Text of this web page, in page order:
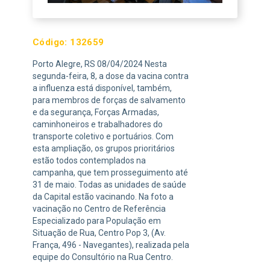
Código: 132659
Porto Alegre, RS 08/04/2024 Nesta
segunda-feira, 8, a dose da vacina contra
a influenza está disponível, também,
para membros de forças de salvamento
e da segurança, Forças Armadas,
caminhoneiros e trabalhadores do
transporte coletivo e portuários. Com
esta ampliação, os grupos prioritários
estão todos contemplados na
campanha, que tem prosseguimento até
31 de maio. Todas as unidades de saúde
da Capital estão vacinando. Na foto a
vacinação no Centro de Referência
Especializado para População em
Situação de Rua, Centro Pop 3, (Av.
França, 496 - Navegantes), realizada pela
equipe do Consultório na Rua Centro.